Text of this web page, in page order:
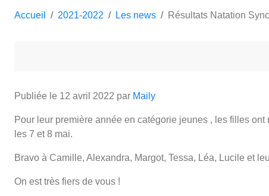
Accueil 2021-2022 Les news Résultats Natation
Publiée le 12 avril 2022 par Maily
Pour leur première année en catégorie jeunes , les filles
les 7 et 8 mai.
Bravo à Camille, Alexandra, Margot, Tessa, Léa, Lucile et
On est très fiers de vous !